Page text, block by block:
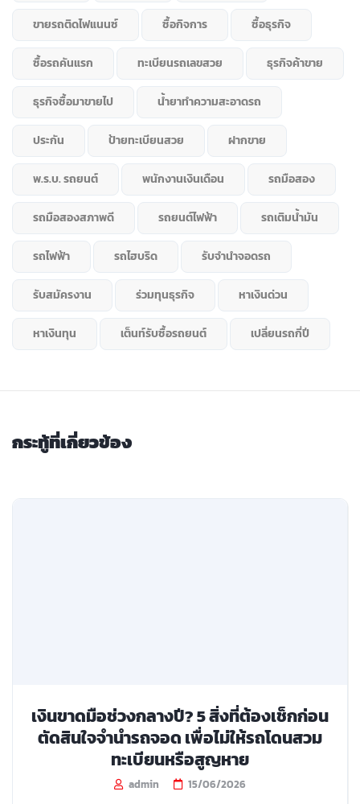
ขายรถติดไฟแนนซ์ ซื้อกิจการ ซื้อธุรกิจ
ซื้อรถคันแรก ทะเบียนรถเลขสวย ธุรกิจค้าขาย
ธุรกิจซื้อมาขายไป น้ำยาทำความสะอาดรถ
ประกัน ป้ายทะเบียนสวย ฝากขาย
พ.ร.บ. รถยนต์ พนักงานเงินเดือน รถมือสอง
รถมือสองสภาพดี รถยนต์ไฟฟ้า รถเติมน้ำมัน
รถไฟฟ้า รถไฮบริด รับจำนำจอดรถ
รับสมัครงาน ร่วมทุนธุรกิจ หาเงินด่วน
หาเงินทุน เต็นท์รับซื้อรถยนต์ เปลี่ยนรถกี่ปี
กระทู้ที่เกี่ยวข้อง
เงินขาดมือช่วงกลางปี? 5 สิ่งที่ต้องเช็กก่อน
ตัดสินใจจำนำรถจอด เพื่อไม่ให้รถโดนสวม
ทะเบียนหรือสูญหาย
admin 15/06/2026